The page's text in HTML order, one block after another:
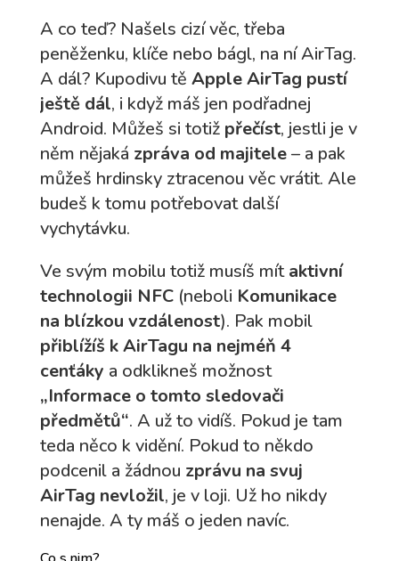
A co teď? Našels cizí věc, třeba
peněženku, klíče nebo bágl, na ní AirTag.
A dál? Kupodivu tě Apple AirTag pustí
ještě dál, i když máš jen podřadnej
Android. Můžeš si totiž přečíst, jestli je v
něm nějaká zpráva od majitele– a pak
můžeš hrdinsky ztracenou věc vrátit. Ale
budeš k tomu potřebovat další
vychytávku.
Ve svým mobilu totiž musíš mítaktivní
technologii NFC(neboli Komunikace
na blízkou vzdálenost). Pak mobil
přiblížíš k AirTagu na nejméň 4
cenťáky a odklikneš možnost
„Informace o tomto sledovači
předmětů“. A už to vidíš. Pokud je tam
teda něco k vidění. Pokud to někdo
podcenil a žádnou zprávu na svuj
AirTag nevložil, je v loji. Už ho nikdy
nenajde. A ty máš o jeden navíc.